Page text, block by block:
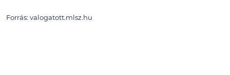
Forrás: valogatott.mlsz.hu